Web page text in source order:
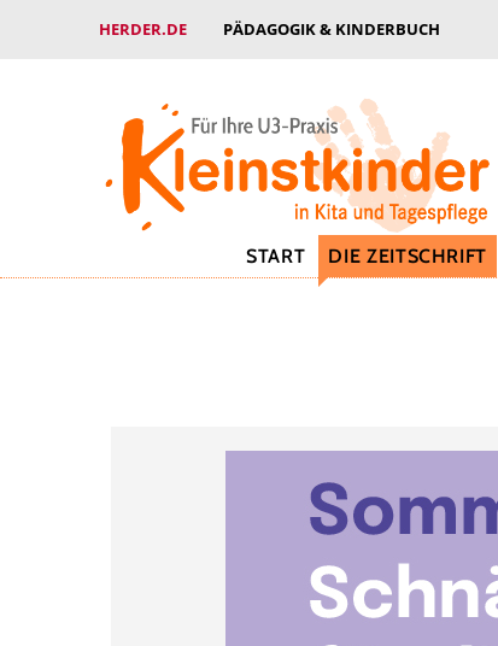
HERDER.DE PÄDAGOGIK & KINDERBUCH
START DIE ZEITSCHRIFT